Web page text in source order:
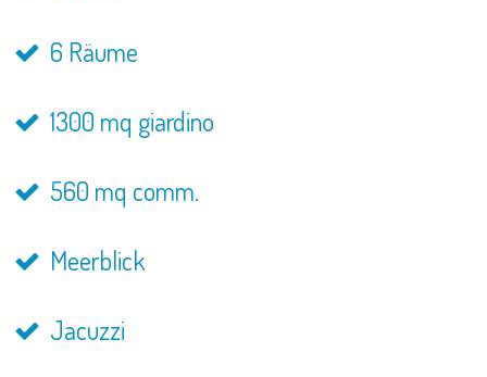
6 Räume
1300 mq giardino
560 mq comm.
Meerblick
Jacuzzi